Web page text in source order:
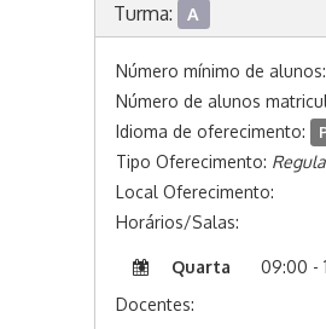
Turma: A
Número mínimo de alunos:
Número de alunos
Idioma de oferecimento:
Tipo Oferecimento:
Local Oferecimento:
Horários/Salas:
Quarta
09:00 -
Docentes: